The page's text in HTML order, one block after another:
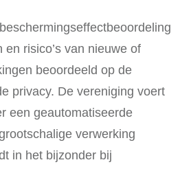
risico’s van nieuwe of
beoordeeld op de
privacy. De vereniging voert
een geautomatiseerde
verwerking
in het bijzonder bij